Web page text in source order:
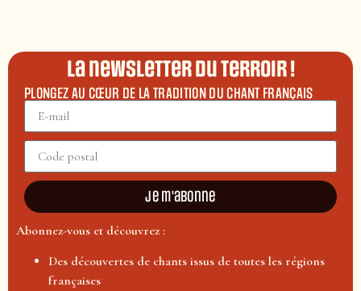
La newsletter du terroir !
PLONGEZ AU CŒUR DE LA TRADITION DU CHANT FRANÇAIS
Je m'abonne
Abonnez-vous et découvrez :
Des découvertes de chants issus de toutes les régions
françaises